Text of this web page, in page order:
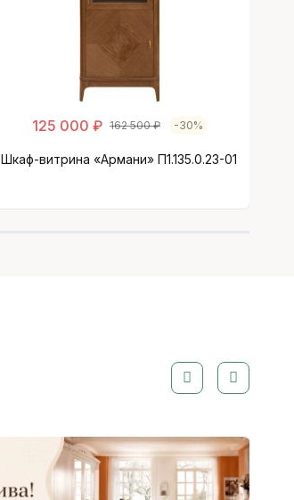
125 000 ₽ 162 500 ₽ -30%
Шкаф-витрина «Армани» П1.135.0.23-01